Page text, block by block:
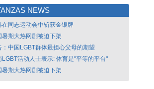
NEWS
在同志运动会中斩获金银牌
暑期大热网剧被迫下架
：中国LGBT群体最担心父母的期望
LGBT活动人士表示: 体育是"平等的平台"
暑期大热网剧被迫下架